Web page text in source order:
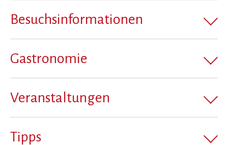
Besuchsinformationen
Gastronomie
Veranstaltungen
Tipps